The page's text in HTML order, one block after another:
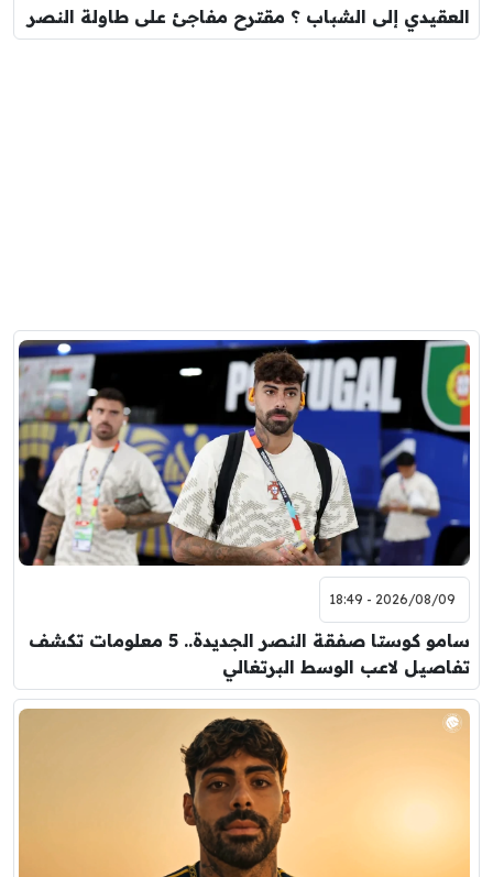
العقيدي إلى الشباب ؟ مقترح مفاجئ على طاولة النصر
2026/08/09 - 18:49
سامو كوستا صفقة النصر الجديدة.. 5 معلومات تكشف
تفاصيل لاعب الوسط البرتغالي